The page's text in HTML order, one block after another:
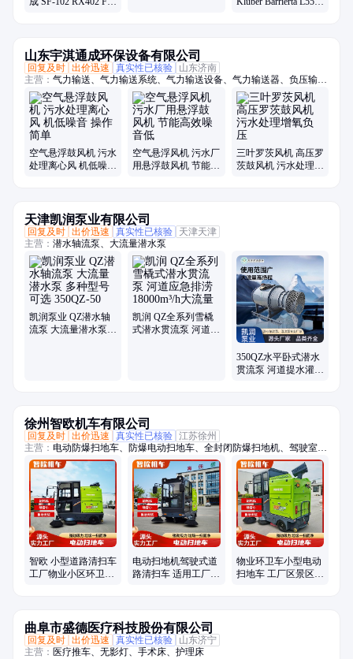
山东宇淇通成环保设备有限公司
回复及时 出价迅速 真实性已核验
山东济南
主营： 气力输送、气力输送系统、气力输送设备、气力输送器、负压输
送、物料输送、旋转供料器、供料阀、AV泵、仓泵、罗茨风机、罗次鼓
风机、空气悬浮鼓风机、磁悬浮鼓风机、空浮风机、三叶罗茨鼓风机、曝
气风机、气力输送风机、粉煤灰输送设备、粉体输送系统、粉料输送泵、
空气悬浮增氧机、污水处理风机、水产养殖增氧机、脱硫脱硝设备
空气悬浮鼓风机 污水
处理离心风 机低噪音
空气悬浮风机 污水厂
用悬浮鼓风机 节能高
三叶罗茨风机 高压罗
茨鼓风机 污水处理增
天津凯润泵业有限公司
回复及时 出价迅速 真实性已核验
天津天津
主营： 潜水轴流泵、大流量潜水泵
凯润泵业 QZ潜水轴
流泵 大流量潜水泵
凯润 QZ全系列雪橇
式潜水贯流泵 河道应
350QZ水平卧式潜水
贯流泵 河道提水灌溉
徐州智欧机车有限公司
回复及时 出价迅速 真实性已核验 江苏徐州
主营： 电动防爆扫地车、防爆电动扫地车、全封闭防爆扫地机、驾驶室电
动扫地车、新能源扫地车、物业手把扫地车、小型道路扫地车、物业道路
清扫车、驾驶式电动扫地车、小型扫地车、公园扫地车、工厂扫地车、道
路清扫车、景区扫地车、环卫清扫车、小区扫地车、防爆洗地机、工厂手
把扫地、全封闭电动扫地机
智欧 小型道路清扫车
工厂物业小区环卫公
电动扫地机驾驶式道
路清扫车 适用工厂/
物业环卫车小型电动
扫地车 工厂区景区公
曲阜市盛德医疗科技股份有限公司
回复及时 出价迅速 真实性已核验
山东济宁
主营： 医疗推车、无影灯、手术床、护理床